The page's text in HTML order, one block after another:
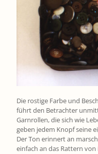
Die rostige Farbe und
führt den Betrachter
Garnrollen, die sich wie
geben jedem Knopf seine
Der Ton erinnert an
einfach an das Rattern